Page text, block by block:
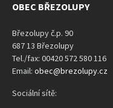
OBEC BŘEZOLUPY
Březolupy č.p. 90
687 13 Březolupy
Tel./fax: 00420 572 580 116
Email: obec@brezolupy.cz
Sociální sítě: